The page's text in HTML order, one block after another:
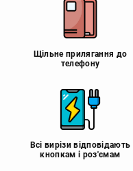
Щільне прилягання до
телефону
Всі вирізи відповідають
кнопкам і роз'ємам